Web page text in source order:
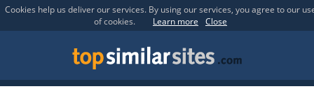
Cookies help us deliver our services. By using our services, you agree to our
of cookies.
Learn more Close